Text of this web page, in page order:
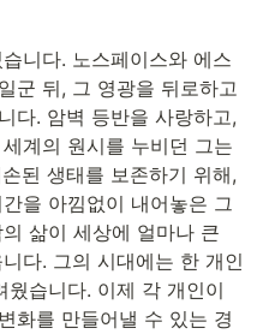
니다. 노스페이스와 에스
군 뒤, 그 영광을 뒤로하고
다. 암벽 등반을 사랑하고,
계의 원시를 누비던 그는
된 생태를 보존하기 위해,
을 아낌없이 내어놓은 그
삶이 세상에 얼마나 큰
다. 그의 시대에는 한 개인
습니다. 이제 각 개인이
화를 만들어낼 수 있는 경